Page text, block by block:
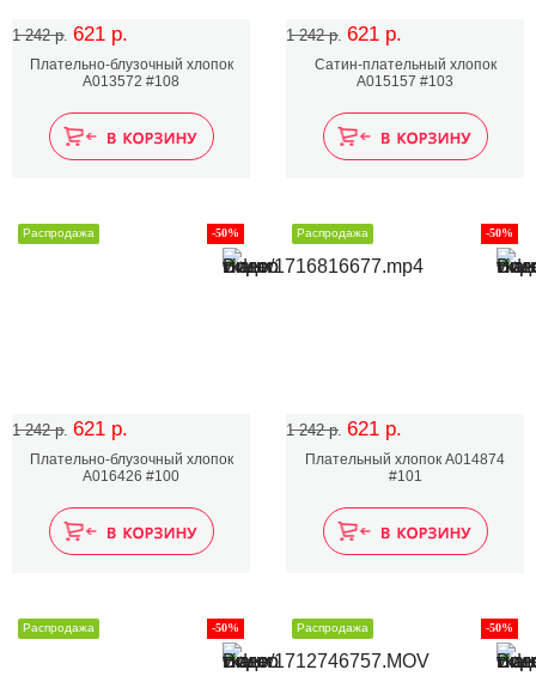
1 242 р. 621 р.
Плательно-блузочный хлопок
A013572 #108
1 242 р. 621 р.
Сатин-плательный хлопок
А015157 #103
1 242 р. 621 р.
-50%
Распродажа
Плательно-блузочный хлопок
A016426 #100
1 242 р. 621 р.
-50%
Распродажа
Плательный хлопок А014874
#101
-50%
Распродажа -50%
Распродажа